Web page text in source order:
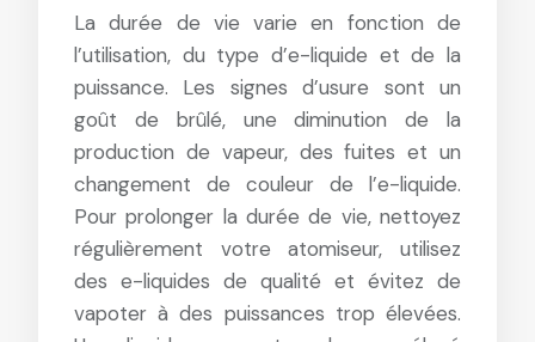
La durée de vie varie en fonction de
l’utilisation, du type d’e-liquide et de la
puissance. Les signes d’usure sont un
goût de brûlé, une diminution de la
production de vapeur, des fuites et un
changement de couleur de l’e-liquide.
Pour prolonger la durée de vie, nettoyez
régulièrement votre atomiseur, utilisez
des e-liquides de qualité et évitez de
vapoter à des puissances trop élevées.